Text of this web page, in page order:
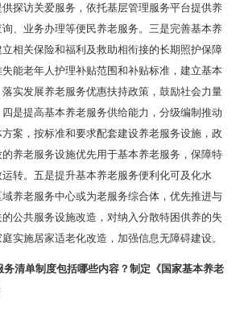
探访关爱服务，依托基层管理服务平台提供养
、业务办理等便民养老服务。三是完善基本养
相关保险和福利及救助相衔接的长期照护保障
能老年人护理补贴范围和补贴标准，建立基本
实发展养老服务优惠扶持政策，鼓励社会力量
是提高基本养老服务供给能力，分级编制推动
案，按标准和要求配套建设养老服务设施，政
养老服务设施优先用于基本养老服务，保障特
转。五是提升基本养老服务便利化可及化水
养老服务中心或为老服务综合体，优先推进与
公共服务设施改造，对纳入分散特困供养的失
实施居家适老化改造，加强信息无障碍建设。
务清单制度包括哪些内容？制定《国家基本养老